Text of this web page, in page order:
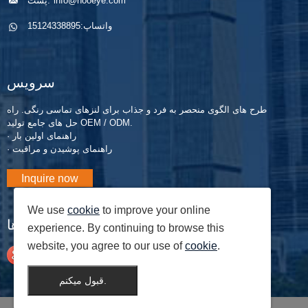
ها واقعا غیرقابل
مقاومت است ،
کنتاکت ها را
ایمن و راحت
واتساپ:15124338895
سرویس
طرح های الگوی منحصر به فرد و جذاب برای لنزهای تماسی رنگی. راه
حل های جامع تولید OEM / ODM.
· راهنمای اولین بار
· راهنمای پوشیدن و مراقبت
Inquire now
وبلاگ ها
We use cookie to improve your online
experience. By continuing to browse this
website, you agree to our use ofcookie.